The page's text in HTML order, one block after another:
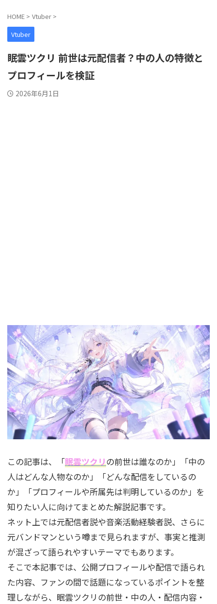
HOME > Vtuber >
Vtuber
眠雲ツクリ 前世は元配信者？中の人の特徴と
プロフィールを検証
2026年6月1日
この記事は、「眠雲ツクリの前世は誰なのか」「中の
人はどんな人物なのか」「どんな配信をしているの
か」「プロフィールや所属先は判明しているのか」を
知りたい人に向けてまとめた解説記事です。
ネット上では元配信者説や音楽活動経験者説、さらに
元バンドマンという噂まで見られますが、事実と推測
が混ざって語られやすいテーマでもあります。
そこで本記事では、公開プロフィールや配信で語られ
た内容、ファンの間で話題になっているポイントを整
理しながら、眠雲ツクリの前世・中の人・配信内容・